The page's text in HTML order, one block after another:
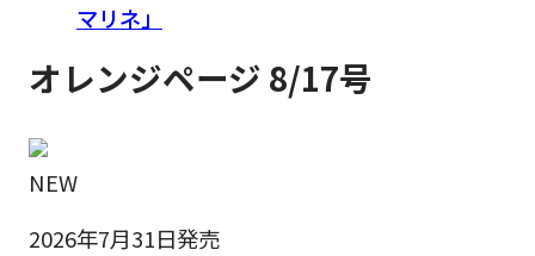
マリネ」
オレンジページ 8/17号
NEW
2026年7月31日発売